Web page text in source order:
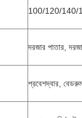
100/120/140/
দরজার পাতার,
প্রবেশদ্বার,